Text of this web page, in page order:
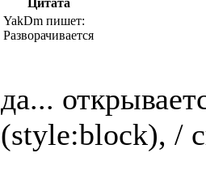
YakDm пишет:
Разворачивается
да...
(style:block), /